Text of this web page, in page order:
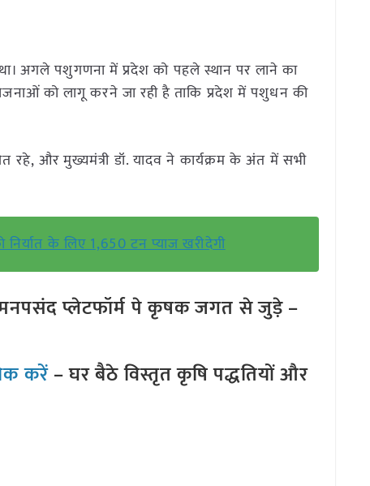
अगले पशुगणना में प्रदेश को पहले स्थान पर लाने का
को लागू करने जा रही है ताकि प्रदेश में पशुधन की
रहे, और मुख्यमंत्री डॉ. यादव ने कार्यक्रम के अंत में सभी
के लिए 1,650 टन प्याज खरीदेगी
प्लेटफॉर्म पे कृषक जगत से जुड़े –
करें– घर बैठे विस्तृत कृषि पद्धतियों और